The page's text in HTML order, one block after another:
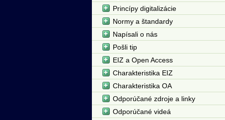
Princípy digitalizácie
Normy a štandardy
Napísali o nás
Pošli tip
EIZ a Open Access
Charakteristika EIZ
Charakteristika OA
Odporúčané zdroje a linky
Odporúčané videá